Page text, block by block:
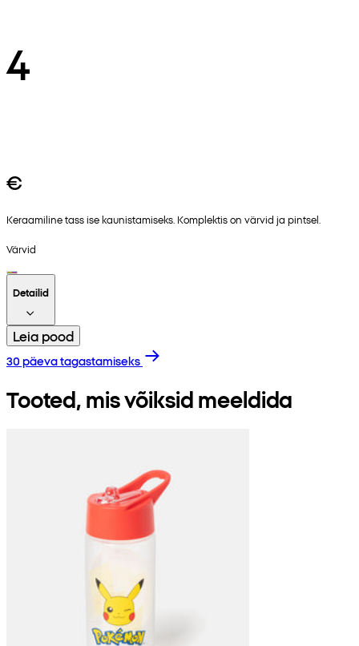
4
€
Keraamiline tass ise kaunistamiseks. Komplektis on värvid ja pintsel.
Värvid
Detailid
Leia pood
30 päeva tagastamiseks
Tooted, mis võiksid meeldida